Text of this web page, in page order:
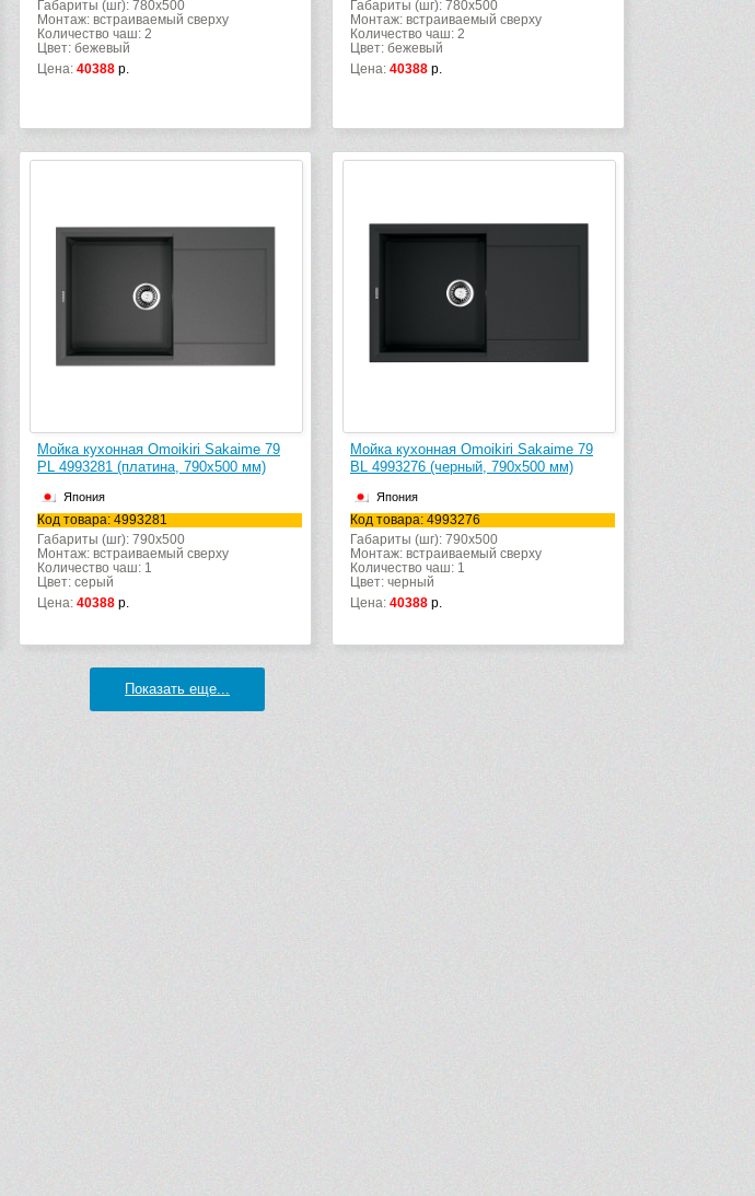
Габариты (шг): 780x500
Монтаж: встраиваемый сверху
Количество чаш: 2
Цвет: бежевый
Цена: 40388 р.
Габариты (шг): 780x500
Монтаж: встраиваемый сверху
Количество чаш: 2
Цвет: бежевый
Цена: 40388 р.
Мойка кухонная Omoikiri Sakaime 79
PL 4993281 (платина, 790х500 мм)
Япония
Код товара: 4993281
Габариты (шг): 790x500
Монтаж: встраиваемый сверху
Количество чаш: 1
Цвет: серый
Цена: 40388 р.
Мойка кухонная Omoikiri Sakaime 79
BL 4993276 (черный, 790х500 мм)
Япония
Код товара: 4993276
Габариты (шг): 790x500
Монтаж: встраиваемый сверху
Количество чаш: 1
Цвет: черный
Цена: 40388 р.
Показать еще...